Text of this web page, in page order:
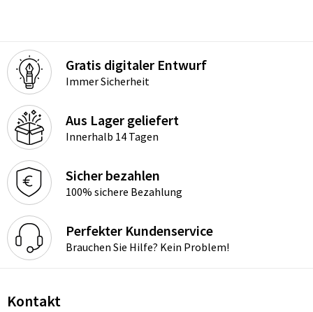
Gratis digitaler Entwurf
Immer Sicherheit
Aus Lager geliefert
Innerhalb 14 Tagen
Sicher bezahlen
100% sichere Bezahlung
Perfekter Kundenservice
Brauchen Sie Hilfe? Kein Problem!
Kontakt